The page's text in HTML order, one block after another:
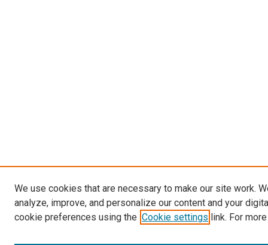
We use cookies that are necessary to make our site work.
analyze, improve, and personalize our content and your
cookie preferences using the Cookie settings link. For